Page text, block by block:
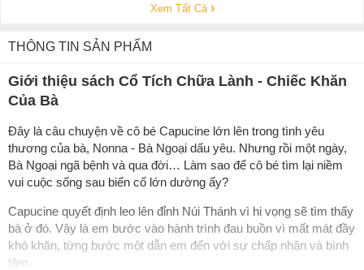
Xem Tất Cả
THÔNG TIN SẢN PHẨM
Giới thiệu sách Cổ Tích Chữa Lành - Chiếc Khăn
Của Bà
Đây là câu chuyện về cô bé Capucine lớn lên trong tình yêu
thương của bà, Nonna - Bà Ngoại dấu yêu. Nhưng rồi một ngày,
Bà Ngoại ngã bệnh và qua đời… Làm sao để cô bé tìm lại niềm
vui cuộc sống sau biến cố lớn dường ấy?
Capucine quyết định leo lên đỉnh Núi Thánh vì hi vọng sẽ tìm thấy
bà ở đó. Vậy là em bước vào hành trình đau buồn vì mất mát đầy
khó khăn, từng bước một dẫn em đến với sự chấp nhận và bình
tâm.